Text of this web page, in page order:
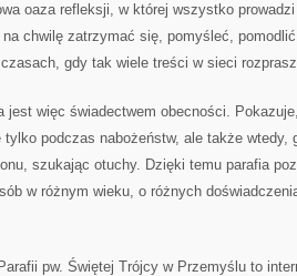
oaza refleksji, w której wszystko
na chwilę zatrzymać się, pomyśleć,
gdy tak wiele treści w sieci
jest więc świadectwem obecności.
tylko podczas nabożeństw, ale także wtedy,
szukając otuchy. Dzięki temu parafia
w różnym wieku, o różnych
pw. Świętej Trójcy w Przemyślu to